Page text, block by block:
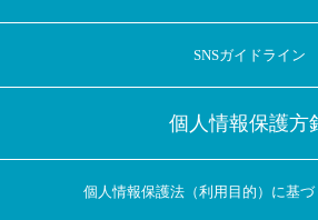
SNSガイドライン
個人情報保護方
個人情報保護法（利用目的）に基